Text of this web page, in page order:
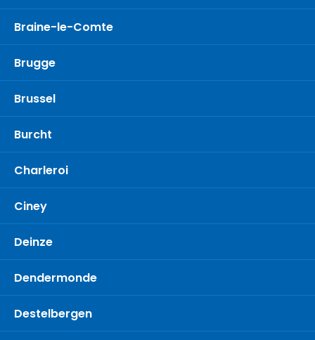
Braine-le-Comte
Brugge
Brussel
Burcht
Charleroi
Ciney
Deinze
Dendermonde
Destelbergen